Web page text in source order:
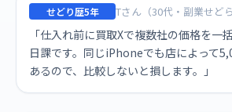
せどり歴5年 Tさん（30代・副業せどら
「仕入れ前に買取Xで複数社の価格を一
日課です。同じiPhoneでも店によって
あるので、比較しないと損します。」